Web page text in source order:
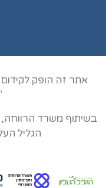
אתר זה הופק
בשיתוף משרד הרווחה,
הגליל